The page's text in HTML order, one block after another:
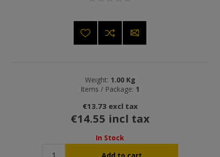
Weight: 1.00 Kg
Items / Package: 1
€13.73 excl tax
€14.55 incl tax
In Stock